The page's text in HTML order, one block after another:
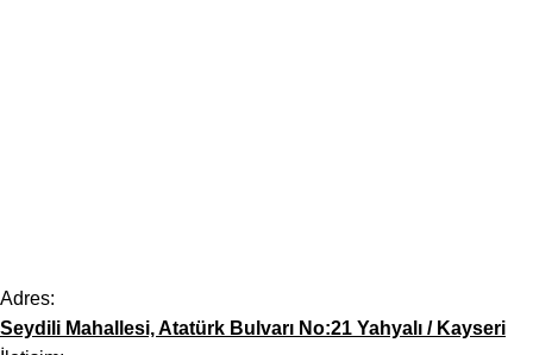
Adres:
Seydili Mahallesi, Atatürk Bulvarı No:21 Yahyalı / Kayseri